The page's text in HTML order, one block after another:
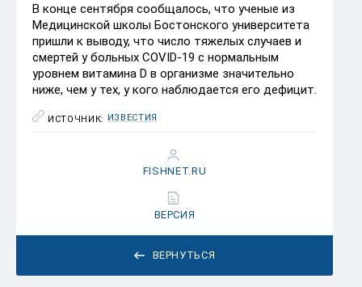
В конце сентября сообщалось, что ученые из
Медицинской школы Бостонского университета
пришли к выводу, что число тяжелых случаев и
смертей у больных COVID-19 с нормальным
уровнем витамина D в организме значительно
ниже, чем у тех, у кого наблюдается его дефицит.
ИСТОЧНИК: ИЗВЕСТИЯ
ВЕРНУТЬСЯ
FISHNET.RU
ВЕРСИЯ